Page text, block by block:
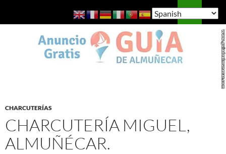
Guía de Almuñécar
MENÚ
CHARCUTERÍAS
CHARCUTERÍA MIGUEL,
ALMUÑÉCAR.